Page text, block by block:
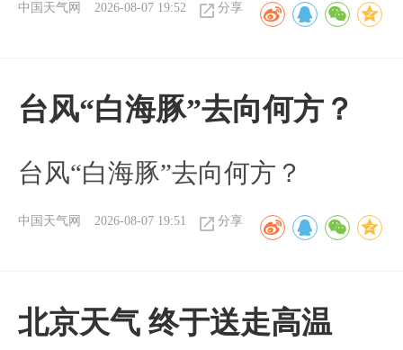
中国天气网 2026-08-07 19:52 分享
台风“白海豚”去向何方？
台风“白海豚”去向何方？
中国天气网 2026-08-07 19:51 分享
北京天气 终于送走高温